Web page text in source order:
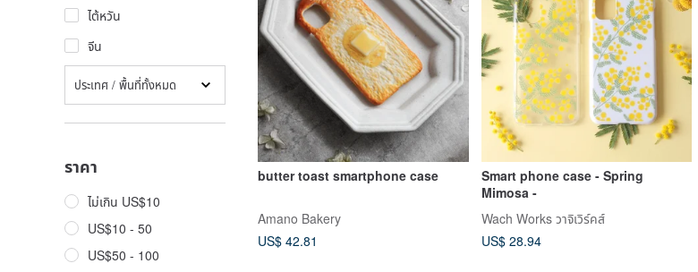
ไต้หวัน
จีน
ประเทศ / พื้นที่ทั้งหมด
ราคา
ไม่เกิน US$10
US$10 - 50
US$50 - 100
butter toast smartphone case
Amano Bakery
US$ 42.81
Smart phone case - Spring
Mimosa -
Wach Works วาจิเวิร์คส์
US$ 28.94